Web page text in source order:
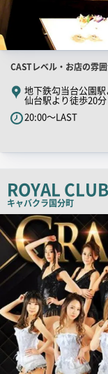
店
舗
PR
キ
ッ
コ
ピ
ー
CASTレベル・お店の雰
地下鉄勾当台公園
仙台駅より徒歩20分
20:00～LAST
ROYAL CLUB
キャバクラ国分町
店
舗
PR
像